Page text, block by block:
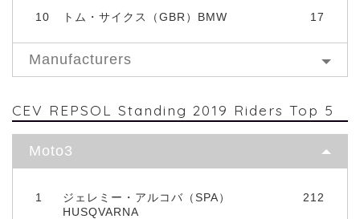
10 トム・サイクス（GBR）BMW 17
Manufacturers
CEV REPSOL Standing 2019 Riders Top 5
Moto3
1
ジェレミー・アルコバ（SPA）
HUSQVARNA
212